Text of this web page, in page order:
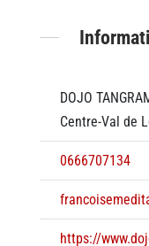
DOJO
Centre-Val de
0666707134
https://